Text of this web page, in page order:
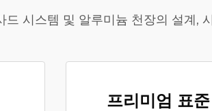
시스템 및 알루미늄 천장의 설계,
프리미엄 표준